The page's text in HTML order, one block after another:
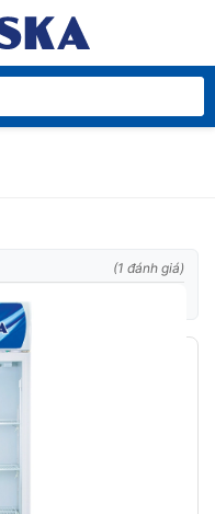
Kho
(1 đánh giá)
833C